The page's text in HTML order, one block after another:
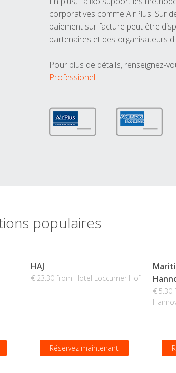
corporatives comme AirPlus. Sur
paiement sur facture peut être
partenaires et des organisateurs
Pour plus de détails, renseignez-
Professionel.
populaires
HAJ
€ 23.30 from Hotel Loccumer Hof
Réservez maintenant
€ 5.30